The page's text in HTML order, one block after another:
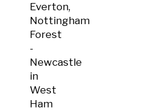
Everton,
Nottingham
Forest
-
Newcastle
in
West
Ham